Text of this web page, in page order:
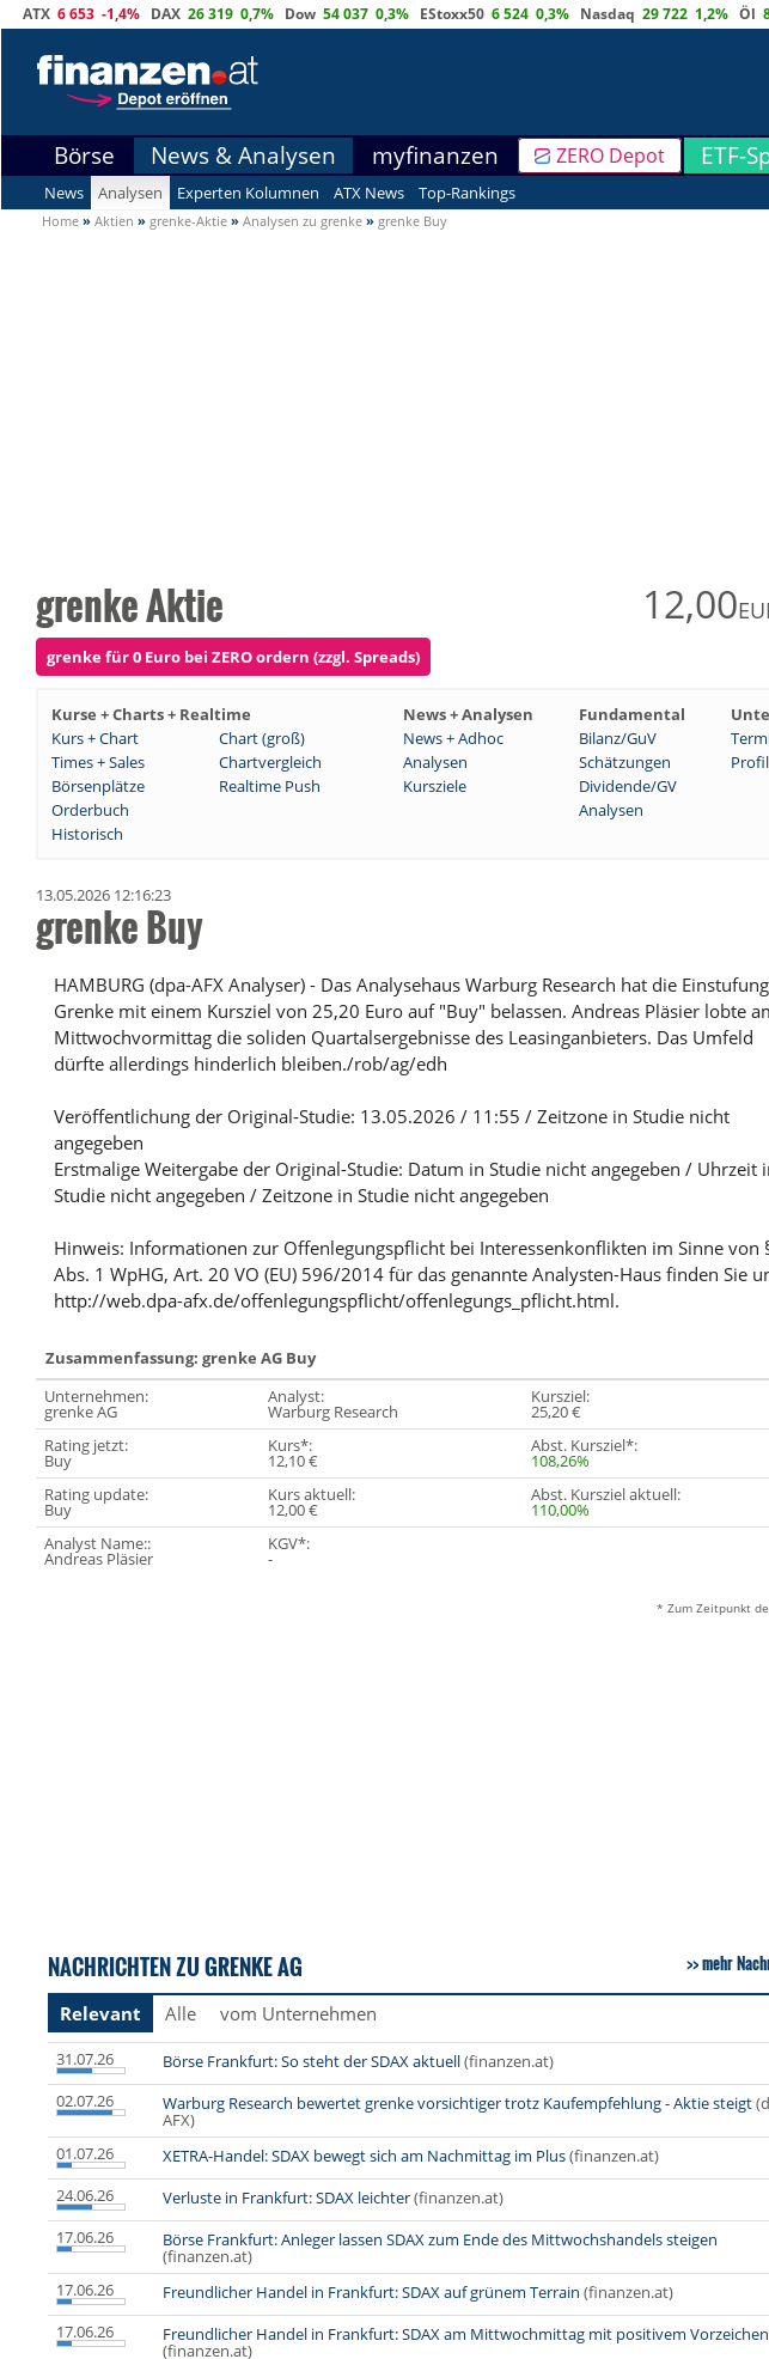
ATX 6 653 -1,4% DAX 26 319 0,7% Dow 54 037 0,3% EStoxx50 6 524 0,3% Nasdaq 29 722 1,2% Öl
Börse News & Analysen myfinanzen ZERO Depot ETF-
News Analysen Experten Kolumnen ATX News Top-Rankings
Home » Aktien » grenke-Aktie » Analysen zu grenke » grenke Buy
grenke Aktie 12,00
grenke für 0 Euro bei ZERO ordern (zzgl. Spreads)
Kurse + Charts + Realtime News + Analysen Fundamental
Kurs + Chart
Chart (groß) News + Adhoc Bilanz/GuV
Times + Sales
Chartvergleich Analysen Schätzungen Profil
Börsenplätze
Realtime Push Kursziele Dividende/GV
Orderbuch
Analysen
Historisch
13.05.2026 12:16:23
grenke Buy
HAMBURG (dpa-AFX Analyser) - Das Analysehaus Warburg Research hat die
Grenke mit einem Kursziel von 25,20 Euro auf "Buy" belassen. Andreas Pläsier lobte
Mittwochvormittag die soliden Quartalsergebnisse des Leasinganbieters. Das Umfeld
dürfte allerdings hinderlich bleiben./rob/ag/edh
Veröffentlichung der Original-Studie: 13.05.2026 / 11:55 / Zeitzone in Studie nicht
angegeben
Erstmalige Weitergabe der Original-Studie: Datum in Studie nicht angegeben / Uhrzeit
Studie nicht angegeben / Zeitzone in Studie nicht angegeben
Hinweis: Informationen zur Offenlegungspflicht bei Interessenkonflikten im Sinne von
Abs. 1 WpHG, Art. 20 VO (EU) 596/2014 für das genannte Analysten-Haus finden Sie
http://web.dpa-afx.de/offenlegungspflicht/offenlegungs_pflicht.html.
Zusammenfassung: grenke AG Buy
Unternehmen:
grenke AG
Analyst:
Warburg Research
Kursziel:
25,20 €
Rating jetzt:
Buy
Kurs*:
12,10 €
Abst. Kursziel*:
108,26%
Rating update:
Buy
Kurs aktuell:
12,00 €
Abst. Kursziel aktuell:
110,00%
Analyst Name::
Andreas Pläsier
KGV*:
-
* Zum Zeitpunkt
NACHRICHTEN ZU GRENKE AG mehr
Relevant Alle vom Unternehmen
31.07.26 Börse Frankfurt: So steht der SDAX aktuell(finanzen.at)
02.07.26
Warburg Research bewertet grenke vorsichtiger trotz Kaufempfehlung - Aktie steigt
AFX)
01.07.26
XETRA-Handel: SDAX bewegt sich am Nachmittag im Plus(finanzen.at)
24.06.26
Verluste in Frankfurt: SDAX leichter(finanzen.at)
17.06.26
Börse Frankfurt: Anleger lassen SDAX zum Ende des Mittwochshandels steigen
(finanzen.at)
17.06.26
Freundlicher Handel in Frankfurt: SDAX auf grünem Terrain (finanzen.at)
17.06.26
Freundlicher Handel in Frankfurt: SDAX am Mittwochmittag mit positivem Vorzeichen
(finanzen.at)